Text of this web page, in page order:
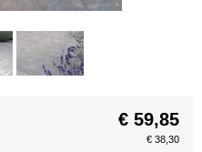
€ 59,85
€ 38,30